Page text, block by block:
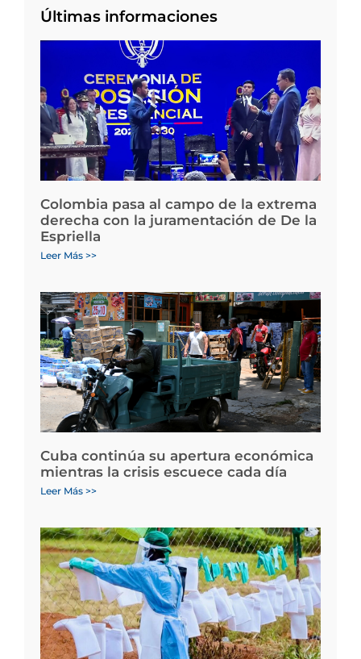
Últimas informaciones
Colombia pasa al campo de la extrema
derecha con la juramentación de De la
Espriella
Leer Más >>
Cuba continúa su apertura económica
mientras la crisis escuece cada día
Leer Más >>